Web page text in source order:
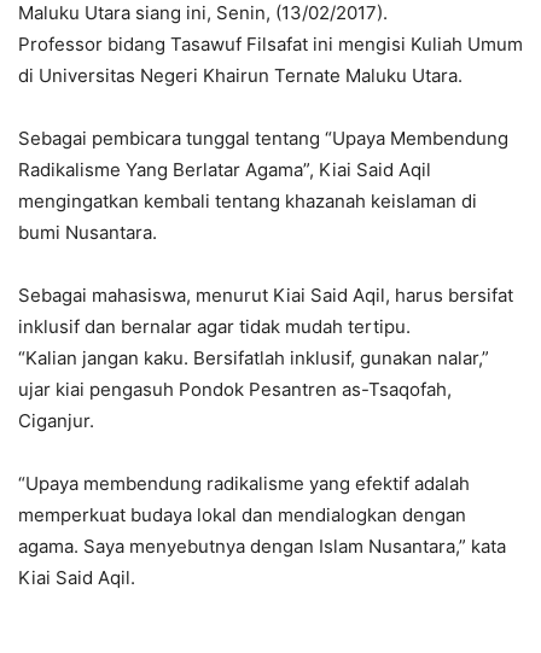
Maluku Utara siang ini, Senin, (13/02/2017).
Professor bidang Tasawuf Filsafat ini mengisi Kuliah Umum
di Universitas Negeri Khairun Ternate Maluku Utara.
Sebagai pembicara tunggal tentang “Upaya Membendung
Radikalisme Yang Berlatar Agama”, Kiai Said Aqil
mengingatkan kembali tentang khazanah keislaman di
bumi Nusantara.
Sebagai mahasiswa, menurut Kiai Said Aqil, harus bersifat
inklusif dan bernalar agar tidak mudah tertipu.
“Kalian jangan kaku. Bersifatlah inklusif, gunakan nalar,”
ujar kiai pengasuh Pondok Pesantren as-Tsaqofah,
Ciganjur.
“Upaya membendung radikalisme yang efektif adalah
memperkuat budaya lokal dan mendialogkan dengan
agama. Saya menyebutnya dengan Islam Nusantara,” kata
Kiai Said Aqil.